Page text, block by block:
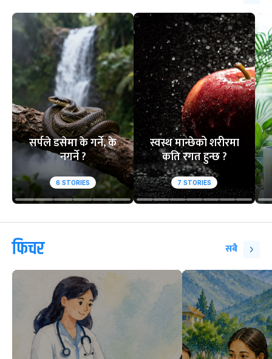
सर्पले डसेमा के गर्ने, के
नगर्ने ?
6 STORIES
स्वस्थ मान्छेको शरीरमा
कति रगत हुन्छ ?
7 STORIES
फिचर सबै